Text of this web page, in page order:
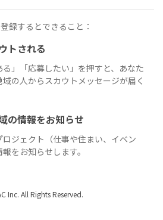
録するとできること：
トされる
」「応募したい」を押すと、あなた
の人からスカウトメッセージが届く
の情報をお知らせ
ジェクト（仕事や住まい、イベン
をお知らせします。
Inc. All Rights Reserved.